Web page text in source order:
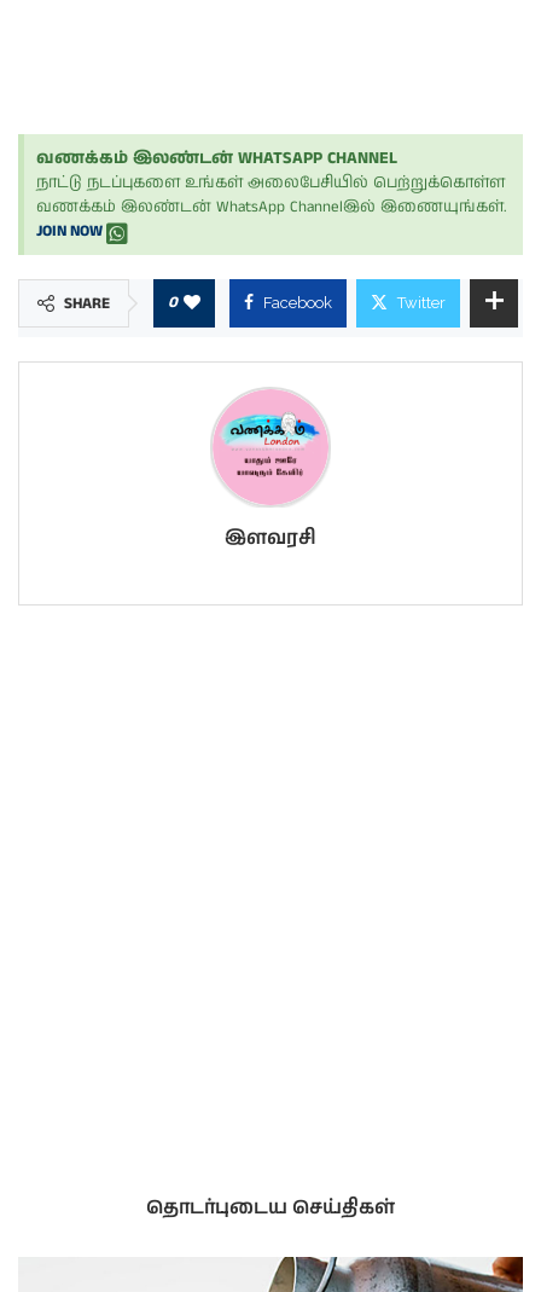
வணக்கம் இலண்டன் WHATSAPP CHANNEL
நாட்டு நடப்புகளை உங்கள் அலைபேசியில் பெற்றுக்கொள்ள
வணக்கம் இலண்டன் WhatsApp Channelஇல் இணையுங்கள்.
JOIN NOW
SHARE 0 Facebook Twitter
இளவரசி
தொடர்புடைய செய்திகள்